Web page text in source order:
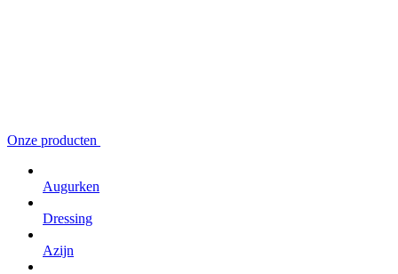
Onze producten
Augurken
Dressing
Azijn